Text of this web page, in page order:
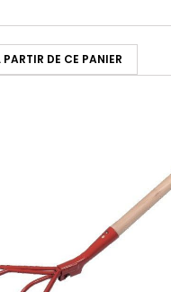
DE CE PANIER